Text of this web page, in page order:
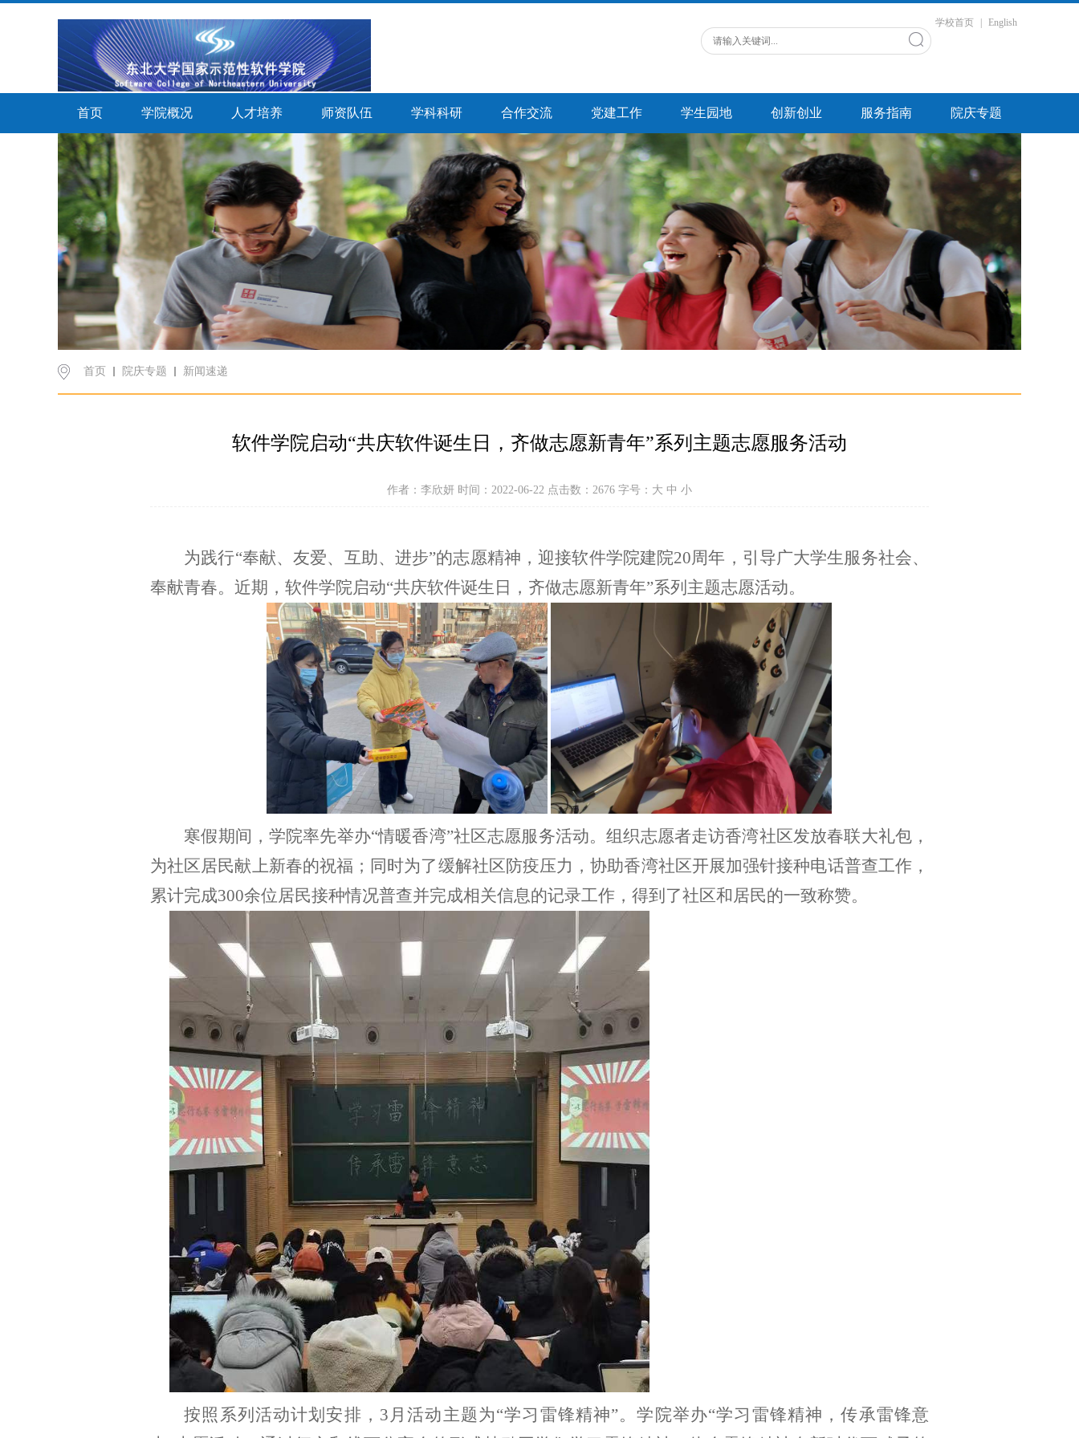
学校首页 English
首页 学院概况 人才培养 师资队伍 学科科研 合作交流 党建工作 学生园地 创新创业 服务指南 院庆专题
首页 院庆专题 新闻速递
软件学院启动“共庆软件诞生日，齐做志愿新青年”系列主题志愿服务活动
作者：李欣妍 时间：2022-06-22 点击数： 2676 字号： 大 中 小
为践行“奉献、友爱、互助、进步”的志愿精神，迎接软件学院建院20周年，引导广大学生服务社会、
奉献青春。近期，软件学院启动“共庆软件诞生日，齐做志愿新青年”系列主题志愿活动。
寒假期间，学院率先举办“情暖香湾”社区志愿服务活动。组织志愿者走访香湾社区发放春联大礼包，
为社区居民献上新春的祝福；同时为了缓解社区防疫压力，协助香湾社区开展加强针接种电话普查工作，
累计完成300余位居民接种情况普查并完成相关信息的记录工作，得到了社区和居民的一致称赞。
按照系列活动计划安排， 3 月活动主题为“学习雷锋精神”。学院举办“学习雷锋精神，传承雷锋意